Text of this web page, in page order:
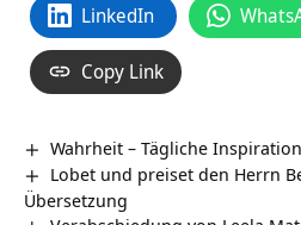
LinkedIn
Copy Link
Wahrheit – Tägliche Inspiration
Lobet und preiset den Herrn
Übersetzung